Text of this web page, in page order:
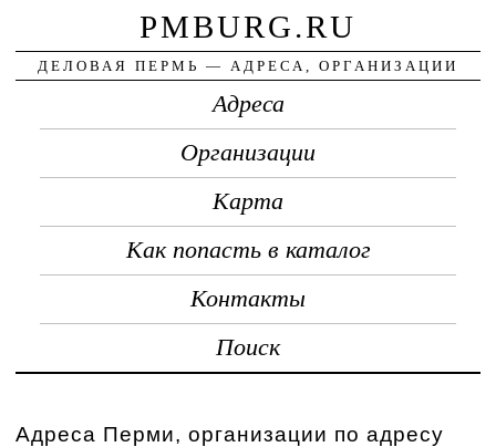
PMBURG.RU
ДЕЛОВАЯ ПЕРМЬ — АДРЕСА, ОРГАНИЗАЦИИ
Адреса
Организации
Карта
Как попасть в каталог
Контакты
Поиск
Адреса Перми, организации по адресу